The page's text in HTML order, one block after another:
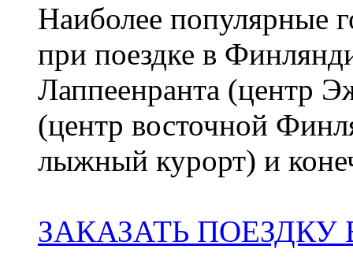
Наиболее популярные
при поездке в
Лаппеенранта (центр
(центр восточной
лыжный курорт) и
ЗАКАЗАТЬ